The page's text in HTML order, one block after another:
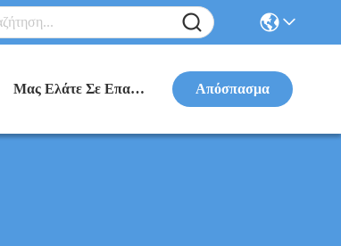
Μας Ελάτε Σε Επαφή Με Απόσπασμα